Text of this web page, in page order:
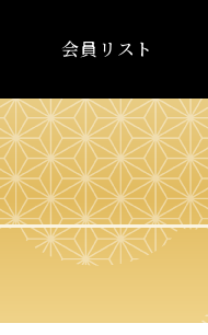
会員リスト